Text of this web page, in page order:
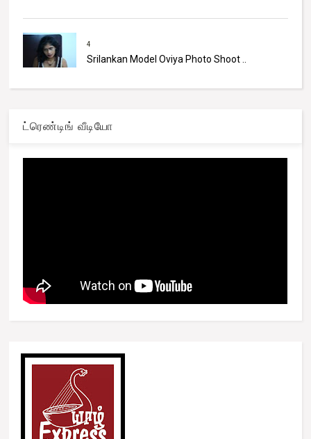
4
Srilankan Model Oviya Photo Shoot ..
ட்ரெண்டிங் வீடியோ